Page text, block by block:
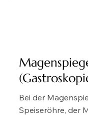
Bei der
Speiseröhre, der